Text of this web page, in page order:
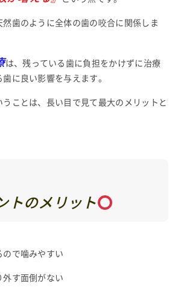
然歯のように全体の歯の咬合に関係しま
は、残っている歯に負担をかけずに治療
に良い影響を与えます。
ことは、長い目で見て最大のメリットと
トのメリット
で噛みやすい
す面倒がない